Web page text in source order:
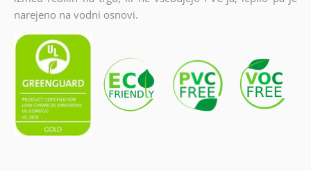
narejeno na vodni osnovi.